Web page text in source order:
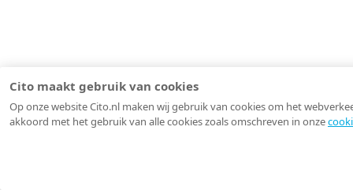
Cito maakt gebruik van cookies
Op onze website Cito.nl maken wij gebruik van cookies om het
akkoord met het gebruik van alle cookies zoals omschreven in onze